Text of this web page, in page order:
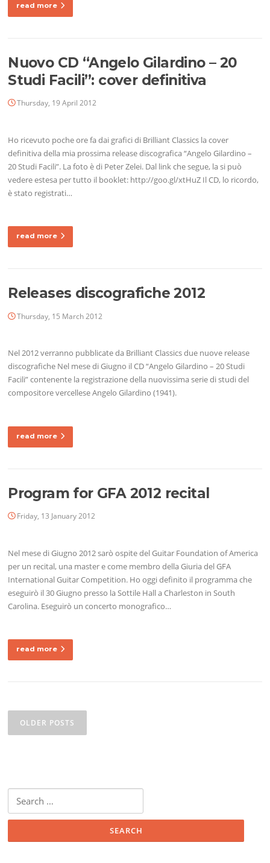
read more
Nuovo CD “Angelo Gilardino – 20
Studi Facili”: cover definitiva
Thursday, 19 April 2012
Ho ricevuto poche ore fa dai grafici di Brilliant Classics la cover
definitiva della mia prossima release discografica “Angelo Gilardino –
20 Studi Facili”. La foto è di Peter Zelei. Dal link che segue, la si può
vedere estesa per tutto il booklet: http://goo.gl/xtHuZ Il CD, lo ricordo,
è stato registrati…
read more
Releases discografiche 2012
Thursday, 15 March 2012
Nel 2012 verranno pubblicate da Brilliant Classics due nuove release
discografiche Nel mese di Giugno il CD “Angelo Gilardino – 20 Studi
Facili” contenente la registrazione della nuovissima serie di studi del
compositore vercellese Angelo Gilardino (1941).
read more
Program for GFA 2012 recital
Friday, 13 January 2012
Nel mese di Giugno 2012 sarò ospite del Guitar Foundation of America
per un recital, una master e come membro della Giuria del GFA
International Guitar Competition. Ho oggi definito il programma che
eseguirò il 30 Giugno presso la Sottile Hall a Charleston in South
Carolina. Eseguirò un concerto monografico…
read more
navigation
OLDER POSTS
for: